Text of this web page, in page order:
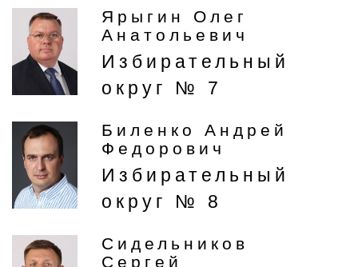
Ярыгин Олег
Анатольевич
Избирательный
округ № 7
Биленко Андрей
Федорович
Избирательный
округ № 8
Сидельников
Сергей